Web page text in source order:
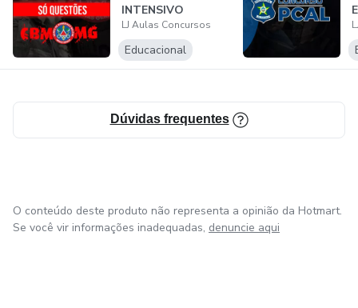
INTENSIVO
MISSÃO 100 DIAS
LJ Aulas Concursos
Educacional
Dúvidas frequentes
O conteúdo deste produto não representa a opinião da Hotmart.
Se você vir informações inadequadas, denuncie aqui